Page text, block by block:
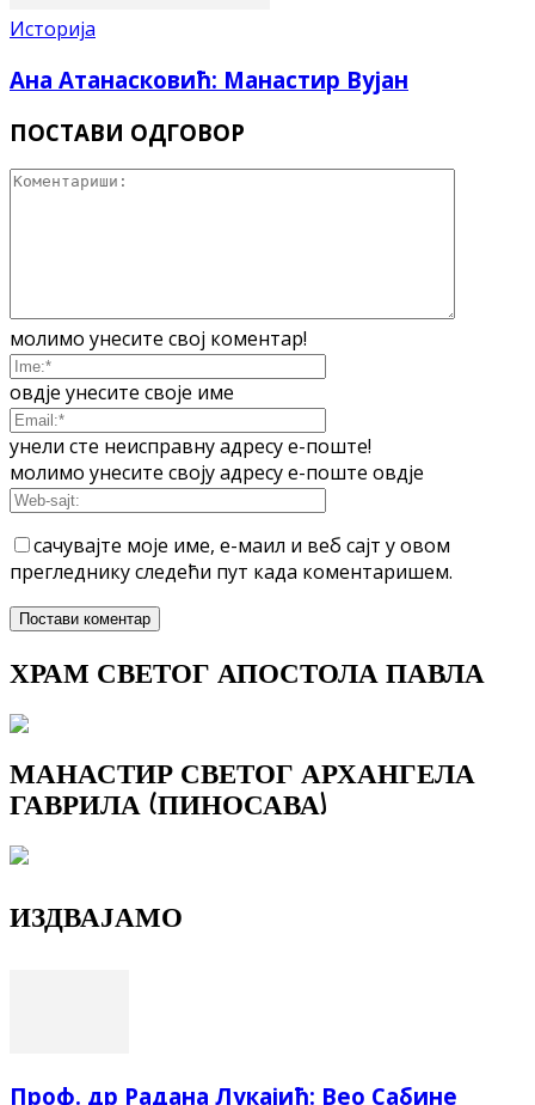
Историја
Ана Атанасковић: Манастир Вујан
ПОСТАВИ ОДГОВОР
молимо унесите свој коментар!
овдје унесите своје име
унели сте неисправну адресу е-поште!
молимо унесите своју адресу е-поште овдје
сачувајте моје име, е-маил и веб сајт у овом
прегледнику следећи пут када коментаришем.
ХРАМ СВЕТОГ АПОСТОЛА ПАВЛА
МАНАСТИР СВЕТОГ АРХАНГЕЛА
ГАВРИЛА (ПИНОСАВА)
ИЗДВАЈАМО
Проф. др Радана Лукајић: Вео Сабине